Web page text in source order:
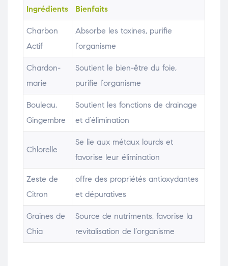
Ingrédients Bienfaits
Charbon
Actif
Absorbe les toxines, purifie
l’organisme
Chardon-
marie
Soutient le bien-être du foie,
purifie l’organisme
Bouleau,
Gingembre
Soutient les fonctions de drainage
et d’élimination
Chlorelle
Se lie aux métaux lourds et
favorise leur élimination
Zeste de
Citron
offre des propriétés antioxydantes
et dépuratives
Graines de
Chia
Source de nutriments, favorise la
revitalisation de l’organisme